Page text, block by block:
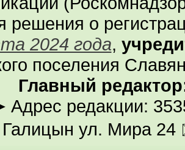
решения о
2024 года,
поселения
Главный
Адрес редакции:
Галицын ул. Мира